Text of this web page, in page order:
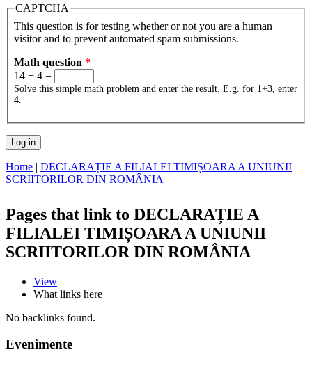
CAPTCHA
This question is for testing whether or not you are a human
visitor and to prevent automated spam submissions.
Math question *
14 + 4 =
Solve this simple math problem and enter the result. E.g. for 1+3, enter
4.
You are here
Home | DECLARAȚIE A FILIALEI TIMIȘOARA A UNIUNII
SCRIITORILOR DIN ROMÂNIA
Pages that link to DECLARAȚIE A
FILIALEI TIMIȘOARA A UNIUNII
SCRIITORILOR DIN ROMÂNIA
View
What links here
No backlinks found.
Evenimente